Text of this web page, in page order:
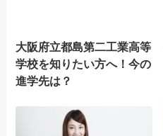
大阪府立都島第二工業高等
学校を知りたい方へ！今の
進学先は？